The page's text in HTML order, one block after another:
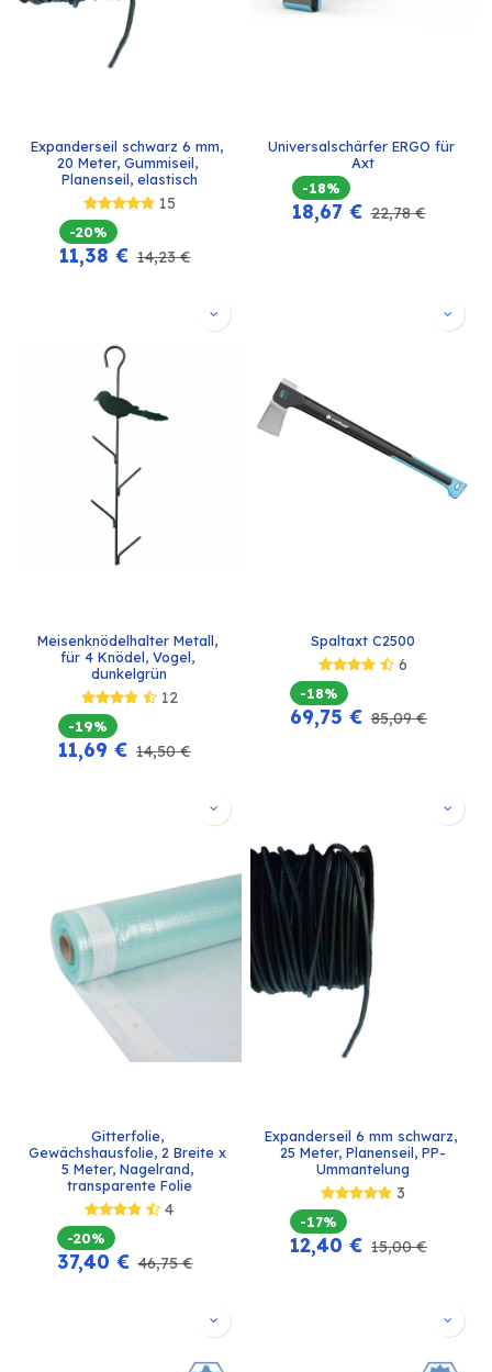
Expanderseil schwarz 6 mm,
20 Meter, Gummiseil,
Planenseil, elastisch
15
-20%
11,38 € 14,23€
Universalschärfer ERGO für
Axt
-18%
18,67€ 22,78€
Meisenknödelhalter Metall,
für 4 Knödel, Vogel,
dunkelgrün
12
-19%
11,69 € 14,50€
Spaltaxt C2500
6
-18%
69,75 € 85,09€
Gitterfolie,
Gewächshausfolie, 2 Breite x
5 Meter, Nagelrand,
transparente Folie
4
-20%
37,40 € 46,75€
Expanderseil 6 mm schwarz,
25 Meter, Planenseil, PP-
Ummantelung
3
-17%
12,40 € 15,00€